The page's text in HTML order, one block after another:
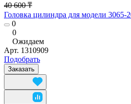
40 600 ₸
Головка цилиндра для модели 3065-
0
0
Ожидаем
Арт. 1310909
Подобрать
Заказать